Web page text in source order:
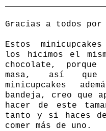
Gracias a todos
Estos
los hicimos el
chocolate,
masa, así
minicupcakes
bandeja, creo que
hacer de este
tanto y si haces
comer más de uno.